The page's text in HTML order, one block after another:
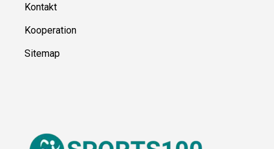
Kontakt
Kooperation
Sitemap